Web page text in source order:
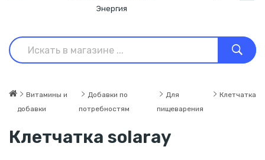
Энергия
Витамины и
добавки
Добавки по
потребностям
Для
пищеварения
Клетчатка
Клетчатка solaray